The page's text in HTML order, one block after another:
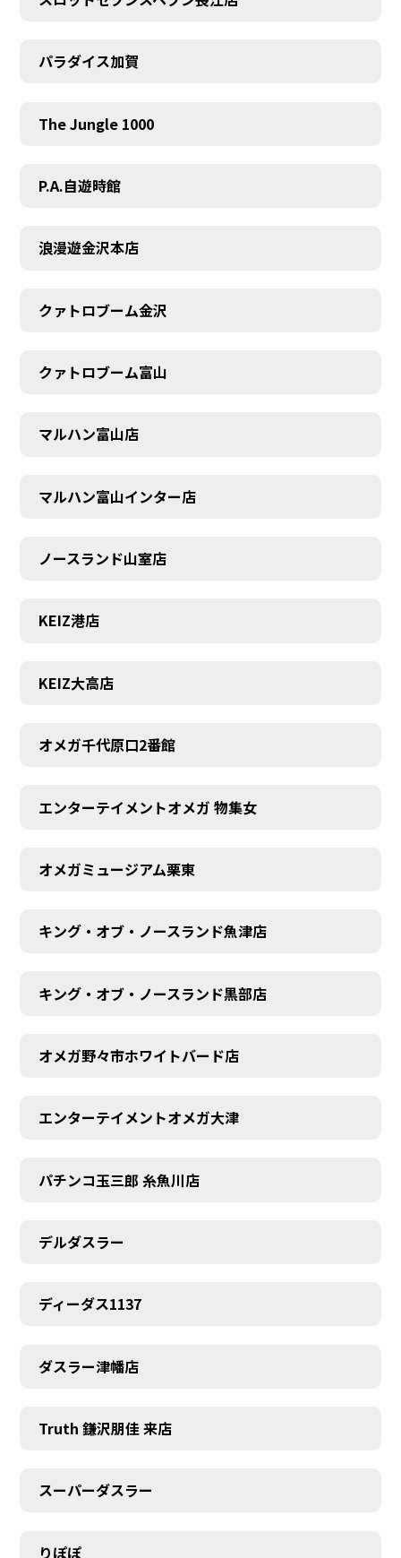
パラダイス加賀
The Jungle 1000
P.A.自遊時館
浪漫遊金沢本店
クァトロブーム金沢
クァトロブーム富山
マルハン富山店
マルハン富山インター店
ノースランド山室店
KEIZ港店
KEIZ大高店
オメガ千代原口2番館
エンターテイメントオメガ 物集女
オメガミュージアム栗東
キング・オブ・ノースランド魚津店
キング・オブ・ノースランド黒部店
オメガ野々市ホワイトバード店
エンターテイメントオメガ大津
パチンコ玉三郎 糸魚川店
デルダスラー
ディーダス1137
ダスラー津幡店
Truth 鎌沢朋佳 来店
スーパーダスラー
りぽぽ